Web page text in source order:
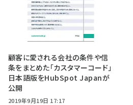
顧客に愛される会社の条件や信
条をまとめた「カスタマーコード」
日本語版をHubSpot Japanが
公開
2019年9月19日 17:17